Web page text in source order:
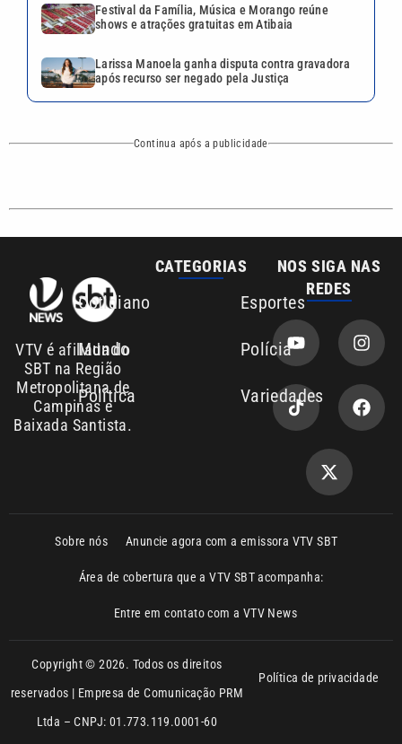
VTV é afiliada do
SBT na Região
Cotidiano Esportes
Mundo Polícia
REDES
Anuncie agora com a emissora VTV SBT
Área de cobertura que a VTV SBT acompanha:
Entre em contato com a VTV News
Copyright © 2026. Todos os direitos
reservados | Empresa de Comunicação PRM
Política de privacidade